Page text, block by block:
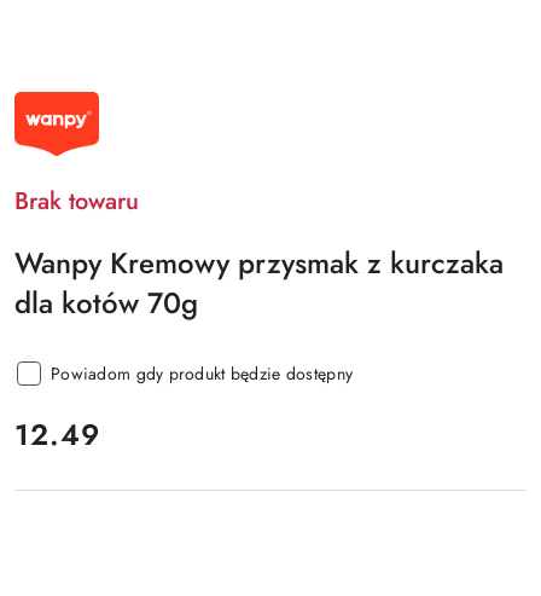
NAZWA
PRODUCENTA:
WANPY
Brak towaru
Wanpy Kremowy przysmak z kurczaka
dla kotów 70g
Powiadom gdy produkt będzie dostępny
cena:
12.49